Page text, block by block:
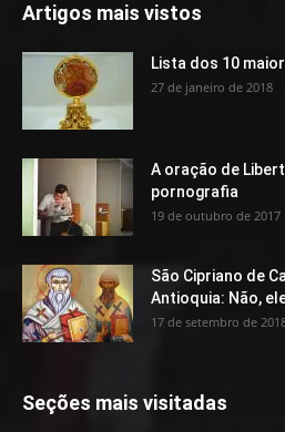
Artigos mais vistos
Lista dos 10
27 de janeiro de 2018
A oração de
pornografia
19 de outubro de 2017
São Cipriano de
Antioquia: Não,
17 de setembro de
Seções mais visitadas